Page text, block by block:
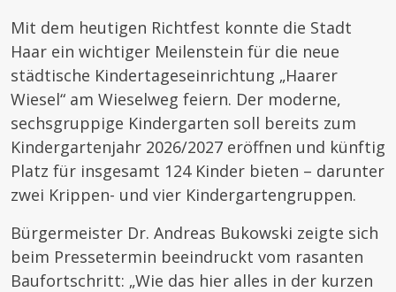
Mit dem heutigen Richtfest konnte die Stadt
Haar ein wichtiger Meilenstein für die neue
städtische Kindertageseinrichtung „Haarer
Wiesel“ am Wieselweg feiern. Der moderne,
sechsgruppige Kindergarten soll bereits zum
Kindergartenjahr 2026/2027 eröffnen und künftig
Platz für insgesamt 124 Kinder bieten – darunter
zwei Krippen- und vier Kindergartengruppen.
Bürgermeister Dr. Andreas Bukowski zeigte sich
beim Pressetermin beeindruckt vom rasanten
Baufortschritt: „Wie das hier alles in der kurzen